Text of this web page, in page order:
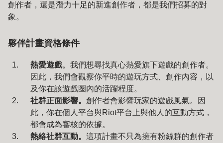
創作者，還是潛力十足的新進創作者，都是我們招募的對
象。
夥伴計畫資格條件
熱愛遊戲。我們想尋找真心熱愛旗下遊戲的創作者。
因此，我們會觀察你平時的遊玩方式、創作內容，以
及你在該遊戲圈內的活躍程度。
社群正面影響。 創作者會影響玩家的遊戲風氣。因
此，你在個人平台與Riot平台上與他人的互動方式，
都會成為審核的依據。
熱絡社群互動。 這項計畫不只為擁有粉絲群的創作者